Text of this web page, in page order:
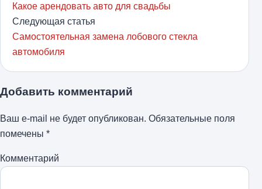
Какое арендовать авто для свадьбы
Следующая статья
Самостоятельная замена лобового стекла
автомобиля
Добавить комментарий
Ваш e-mail не будет опубликован. Обязательные поля
помечены *
Комментарий